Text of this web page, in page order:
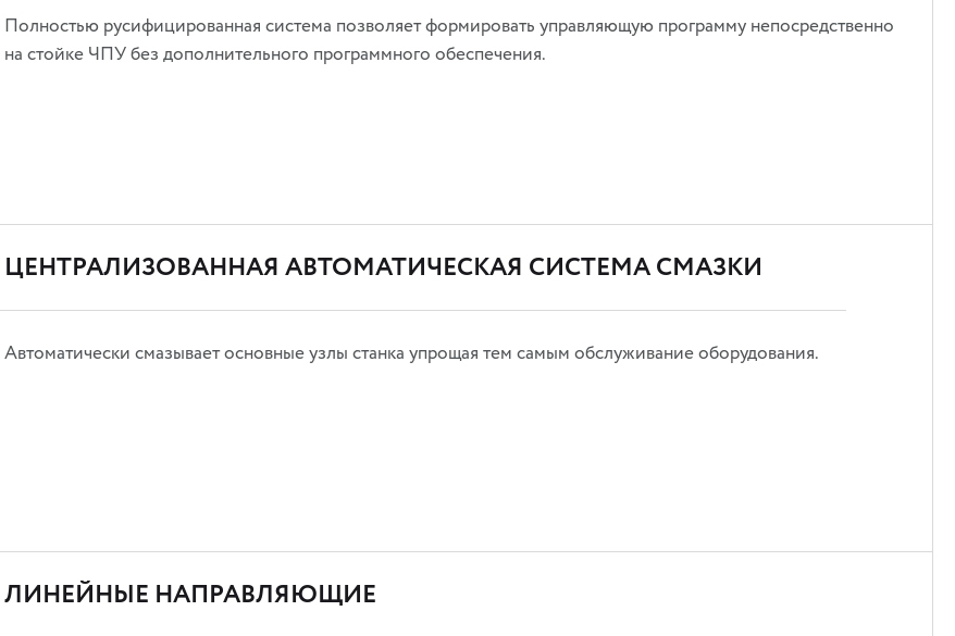
Полностью русифицированная система позволяет формировать управляющую программу непосредственно
на стойке ЧПУ без дополнительного программного обеспечения.
ЦЕНТРАЛИЗОВАННАЯ АВТОМАТИЧЕСКАЯ СИСТЕМА СМАЗКИ
Автоматически смазывает основные узлы станка упрощая тем самым обслуживание оборудования.
ЛИНЕЙНЫЕ НАПРАВЛЯЮЩИЕ